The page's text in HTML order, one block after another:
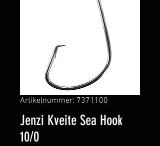
Artikelnummer: 7371100
Jenzi Kveite Sea Hook
10/0